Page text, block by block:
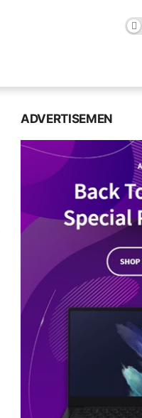
ADVERTISEMEN